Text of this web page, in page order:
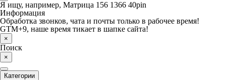
Я ищу, например, Матрица 156 1366 40pin
Информация
Обработка звонков, чата и почты только в рабочее время!
GTM+9, наше время тикает в шапке сайта!
×
Поиск
×
Категории